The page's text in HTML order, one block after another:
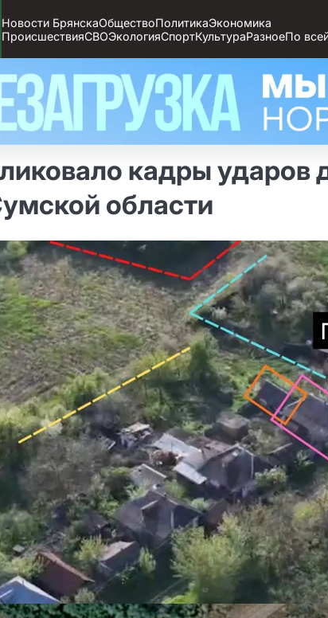
Новости БрянскаОбществоПолитикаЭкономика
ПроисшествияСВОЭкологияСпортКультураРазноеПо
кадры ударов
области